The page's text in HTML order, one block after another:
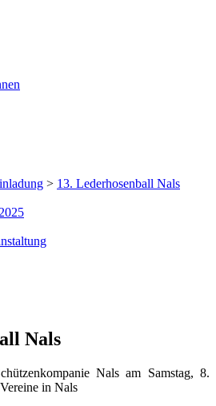
> 13. Lederhosenball Nals
Nals
Nals am Samstag, 8.
in Nals